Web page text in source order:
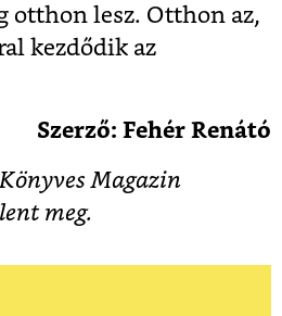
otthon lesz. Otthon az,
kezdődik az
Szerző: Fehér Renátó
Magazin
meg.